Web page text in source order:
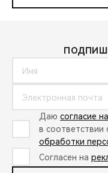
Даю согласие
в соответствии
обработки
Согласен на